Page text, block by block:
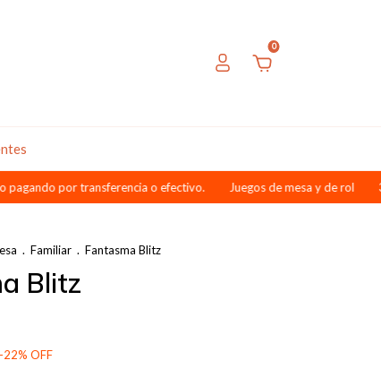
0
transferencia o efectivo. Juegos de mesa y de rol 3 cuotas
. Familiar . Fantasma Blitz
Blitz
-22% OFF